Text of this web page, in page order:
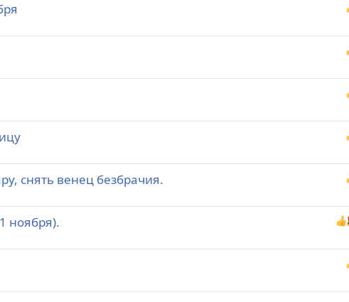
снять венец безбрачия.
ноября).